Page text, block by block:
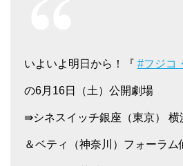
いよいよ明日から！『 #フジコ
の6月16日（土）公開劇場
⇛シネスイッチ銀座（東京） 横
＆ベティ（神奈川）フォーラ